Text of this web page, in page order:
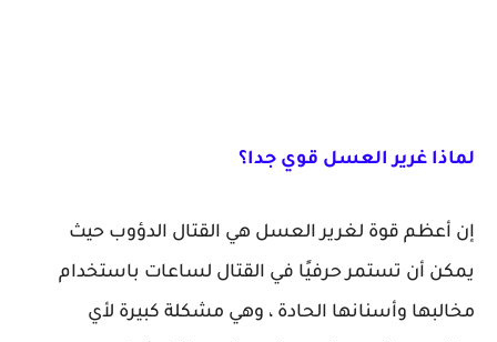
لماذا غرير العسل قوي جدا؟
إن أعظم قوة لغرير العسل هي القتال الدؤوب حيث
يمكن أن تستمر حرفيًا في القتال لساعات باستخدام
مخالبها وأسنانها الحادة ، وهي مشكلة كبيرة لأي